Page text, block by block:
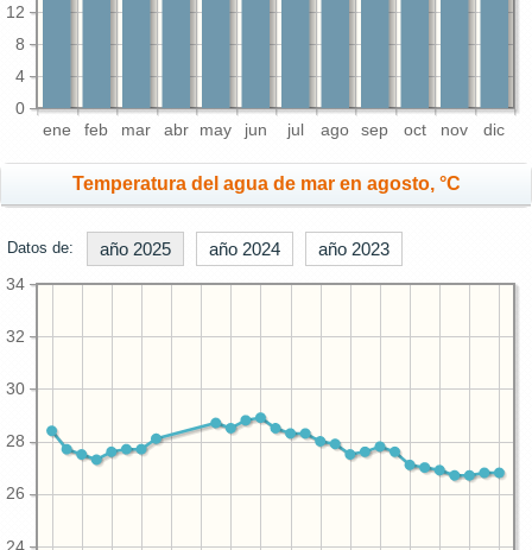
ene feb mar abr may jun jul ago sep oct nov dic
0
4
8
12
Temperatura del agua de mar en agosto, °C
Datos de: año 2025 año 2024 año 2023
26
28
30
32
34